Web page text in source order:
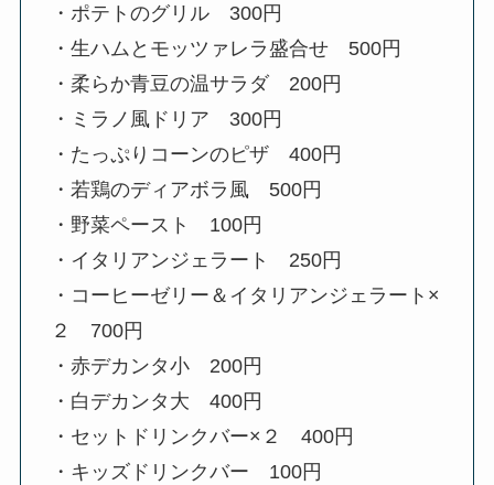
・ポテトのグリル 300円
・生ハムとモッツァレラ盛合せ 500円
・柔らか青豆の温サラダ 200円
・ミラノ風ドリア 300円
・たっぷりコーンのピザ 400円
・若鶏のディアボラ風 500円
・野菜ペースト 100円
・イタリアンジェラート 250円
・コーヒーゼリー＆イタリアンジェラート×
２ 700円
・赤デカンタ小 200円
・白デカンタ大 400円
・セットドリンクバー×２ 400円
・キッズドリンクバー 100円